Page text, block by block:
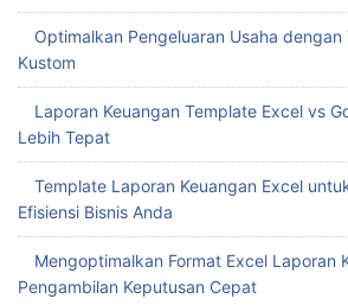
Optimalkan Pengeluaran Usaha
Kustom
Laporan Keuangan Template Excel vs
Lebih Tepat
Template Laporan Keuangan Excel
Efisiensi Bisnis Anda
Mengoptimalkan Format Excel Laporan
Pengambilan Keputusan Cepat